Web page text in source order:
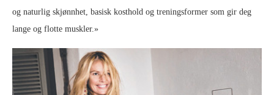
og naturlig skjønnhet, basisk kosthold og treningsformer som gir deg
lange og flotte muskler.»